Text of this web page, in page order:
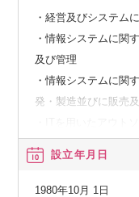
・経営及びシステム
・情報システムに関
及び管理
・情報システムに関
発・製造並びに販売
【経済産業省】
システムインテグレ
設立年月日
1980年10月 1日